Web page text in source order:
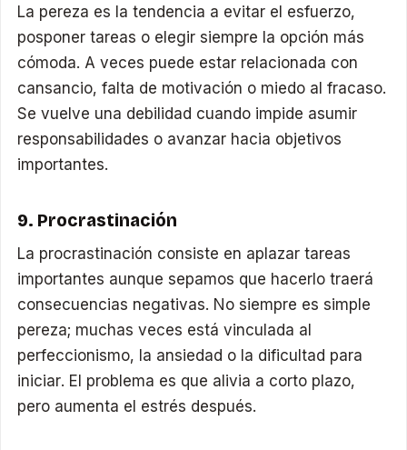
La pereza es la tendencia a evitar el esfuerzo,
posponer tareas o elegir siempre la opción más
cómoda. A veces puede estar relacionada con
cansancio, falta de motivación o miedo al fracaso.
Se vuelve una debilidad cuando impide asumir
responsabilidades o avanzar hacia objetivos
importantes.
9. Procrastinación
La procrastinación consiste en aplazar tareas
importantes aunque sepamos que hacerlo traerá
consecuencias negativas. No siempre es simple
pereza; muchas veces está vinculada al
perfeccionismo, la ansiedad o la dificultad para
iniciar. El problema es que alivia a corto plazo,
pero aumenta el estrés después.